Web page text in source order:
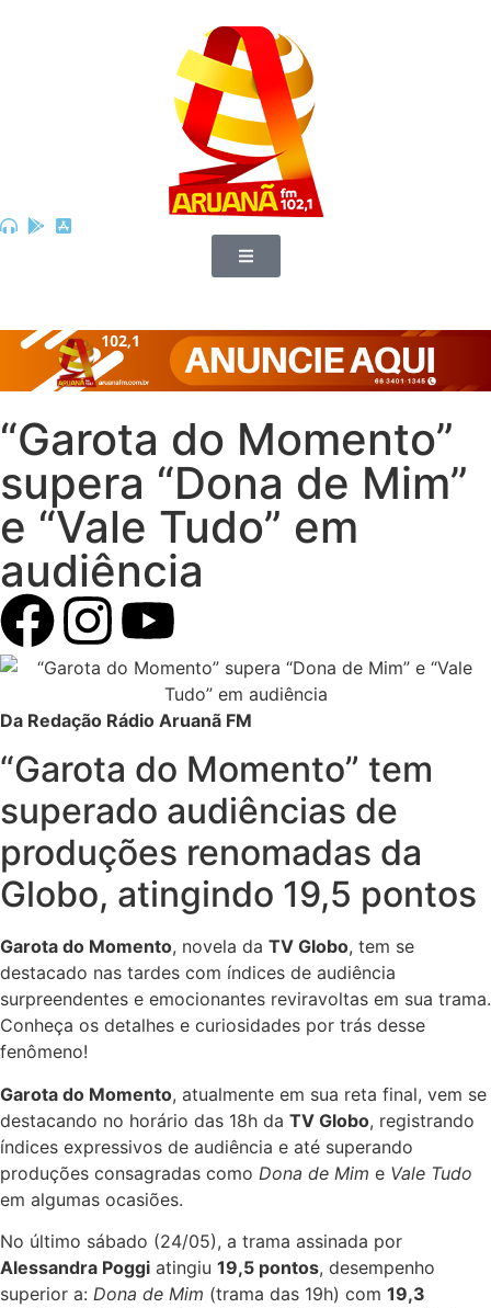
“Garota do Momento”
supera “Dona de Mim”
e “Vale Tudo” em
audiência
Da Redação Rádio Aruanã FM
“Garota do Momento” tem
superado audiências de
produções renomadas da
Globo, atingindo 19,5 pontos
Garota do Momento, novela da TV Globo, tem se
destacado nas tardes com índices de audiência
surpreendentes e emocionantes reviravoltas em sua trama.
Conheça os detalhes e curiosidades por trás desse
fenômeno!
Garota do Momento, atualmente em sua reta final, vem se
destacando no horário das 18h da TV Globo, registrando
índices expressivos de audiência e até superando
produções consagradas como Dona de Mim e Vale Tudo
em algumas ocasiões.
No último sábado (24/05), a trama assinada por
Alessandra Poggi atingiu 19,5 pontos, desempenho
superior a: Dona de Mim (trama das 19h) com 19,3